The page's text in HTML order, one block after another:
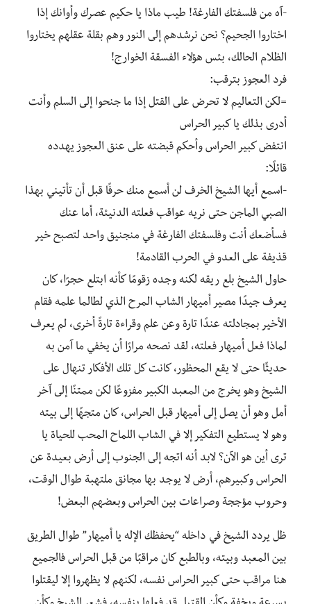
-آه من فلسفتك الفارغة! طيب ماذا يا حكيم عصرك وأوانك إذا
اختاروا الجحيم؟ نحن نرشدهم إلى النور وهم بقلة عقلهم يختاروا
الظلام الحالك، بئس هؤلاء الفسقة الخوارج!
فرد العجوز بترقب:
=لكن التعاليم لا تحرض على القتل إذا ما جنحوا إلى السلم وأنت
أدرى بذلك يا كبير الحراس
انتفض كبير الحراس وأحكم قبضته على عنق العجوز يهدده
قائلًا:
-اسمع أيها الشيخ الخرف لن أسمع منك حرفًا قبل أن تأتيني بهذا
الصبي الماجن حتى نريه عواقب فعلته الدنيئة، أما عنك
فسأضعك أنت وفلسفتك الفارغة في منجنيق واحد لتصبح خير
قذيفة على العدو في الحرب القادمة!
حاول الشيخ بلع ريقه لكنه وجده زقومًا كأنه ابتلع حجرًا، كان
يعرف جيدًا مصير أميهار الشاب المرح الذي لطالما علمه فقام
الأخير بمجادلته عندًا تارة وعن علم وقراءة تارةً أخرى، لم يعرف
لماذا فعل أميهار فعلته، لقد نصحه مرارًا أن يخفي ما آمن به
حديثًا حتى لا يقع المحظور، كانت كل تلك الأفكار تنهال على
الشيخ وهو يخرج من المعبد الكبير مفزوعًا لكن ممتنًا إلى آخر
أمل وهو أن يصل إلى أميهار قبل الحراس، كان متجهًا إلى بيته
وهو لا يستطيع التفكير إلا في الشاب اللماح المحب للحياة يا
ترى أين هو الآن؟ لابد أنه اتجه إلى الجنوب إلى أرض بعيدة عن
الحراس وكبيرهم، أرض لا يوجد بها مجانق ملتهبة طوال الوقت،
وحروب مؤججة وصراعات بين الحراس وبعضهم البعض!
ظل يردد الشيخ في داخله “يحفظك الإله يا أميهار” طوال الطريق
بين المعبد وبيته، وبالطبع كان مراقبًا من قبل الحراس فالجميع
هنا مراقب حتى كبير الحراس نفسه، لكنهم لا يظهروا إلا ليقتلوا